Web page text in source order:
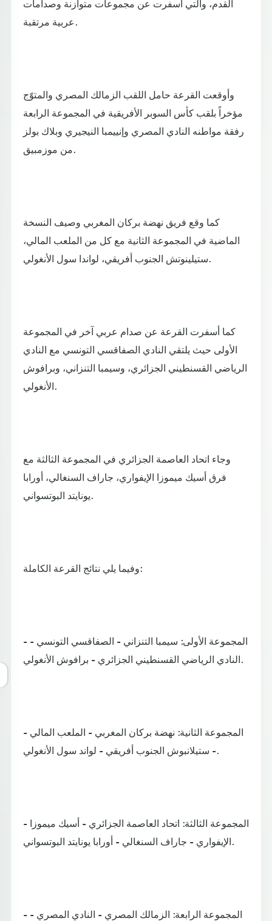
القدم، والتي أسفرت عن مجموعات متوازنة وصدامات
عربية مرتقبة.
وأوقعت القرعة حامل اللقب الزمالك المصري والمتوّج
مؤخراً بلقب كأس السوبر الأفريقية في المجموعة الرابعة
رفقة مواطنه النادي المصري وإنييمبا النيجيري وبلاك بولز
من موزمبيق.
كما وقع فريق نهضة بركان المغربي وصيف النسخة
الماضية في المجموعة الثانية مع كل من الملعب المالي،
ستيلينوتش الجنوب أفريقي، لواندا سول الأنغولي.
كما أسفرت القرعة عن صدام عربي آخر في المجموعة
الأولى حيث يلتقي النادي الصفاقسي التونسي مع النادي
الرياضي القسنطيني الجزائري، وسيمبا التنزاني، وبرافوش
الأنغولي.
وجاء اتحاد العاصمة الجزائري في المجموعة الثالثة مع
فرق أسيك ميموزا الإيفواري، جاراف السنغالي، أورابا
يونايتد البوتسواني.
وفيما يلي نتائج القرعة الكاملة:
- المجموعة الأولى: سيمبا التنزاني - الصفاقسي التونسي -
النادي الرياضي القسنطيني الجزائري - برافوش الأنغولي.
- المجموعة الثانية: نهضة بركان المغربي - الملعب المالي
- ستيلانبوش الجنوب أفريقي - لواند سول الأنغولي.
- المجموعة الثالثة: اتحاد العاصمة الجزائري - أسيك ميموزا
الإيفواري - جاراف السنغالي - أورابا يونايتد البوتسواني.
- المجموعة الرابعة: الزمالك المصري - النادي المصري -